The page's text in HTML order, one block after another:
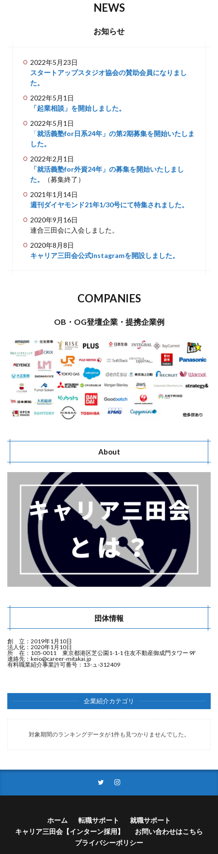
NEWS
お知らせ
2022年5月23日
スタートアップスタジオ協会の賛助会員になりまし
た。
2022年5月1日
「起業相談」を開始しました。
2022年5月1日
「就活義塾for日系24年」の第2期募集を開始いたしま
した。
2022年2月1日
「就活義塾for外資24年」の募集を開始いたしまし
た。
（募集終了）
2021年1月14日
週刊ダイヤモンド21年1/30号にて特集されました。
2020年9月16日
連合三田会に入会しました。
2020年8月8日
キャリア三田会公式Instagramを開設しました。
COMPANIES
OB・OG登壇企業・提携企業例
About
団体情報
創 立：2019年1月10日
法人化：2020年1月10日
所 在：105-0011 東京都港区芝公園1-1-1 住友不動産御成門タワー 9F
連絡先： keio@career-mitakai.jp
有料職業紹介事業許可番号：13-ュ-312409
企業紹介カテゴリ
対象期間のランキングデータが1件も見つかりませんでした。
ホーム 転職サポート
就職サポート
キャリア三田会【インターン採用】
お問い合わせはこちら
プライバシーポリシー